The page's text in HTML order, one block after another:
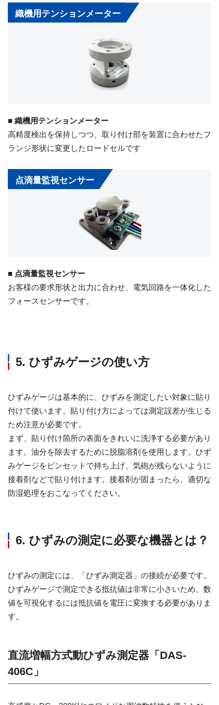
織機用テンションメーター
■ 織機用テンションメーター
高精度検出を保持しつつ、取り付け部を装置に合わせたフ
ランジ形状に変更したロードセルです
点滴量監視センサー
■ 点滴量監視センサー
お客様の要求形状と出力に合わせ、電気回路を一体化した
フォースセンサーです。
5. ひずみゲージの使い方
ひずみゲージは基本的に、ひずみを測定したい対象に貼り
付けて使います。貼り付け方によっては測定誤差が生じる
ため注意が必要です。
まず、貼り付け箇所の表面をきれいに洗浄する必要があり
ます。油分を除去するために脱脂溶剤を使用します。ひず
みゲージをピンセットで持ち上げ、気砲が残らないように
接着剤などで貼り付けます。接着剤が固まったら、適切な
防湿処理をおこなってください。
6. ひずみの測定に必要な機器とは？
ひずみの測定には、「ひずみ測定器」の接続が必要です。
ひずみゲージで測定できる抵抗値は非常に小さいため、数
値を可視化するには抵抗値を電圧に変換する必要がありま
す。
直流増幅方式動ひずみ測定器「DAS-
406C」